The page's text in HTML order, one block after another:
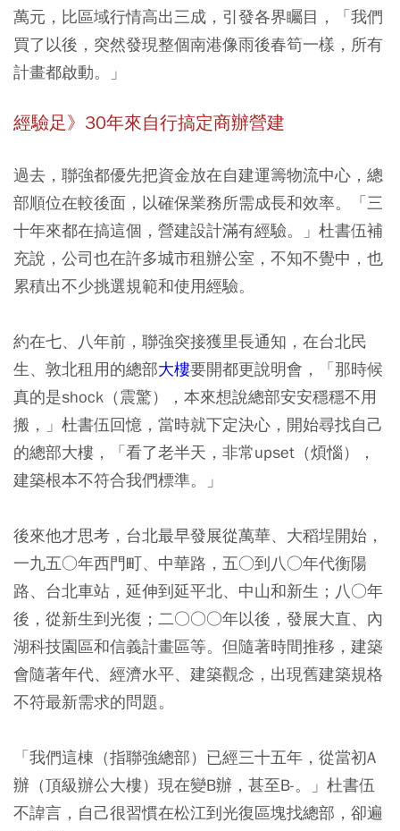
萬元，比區域行情高出三成，引發各界矚目，「我們
買了以後，突然發現整個南港像雨後春筍一樣，所有
計畫都啟動。」
經驗足》30年來自行搞定商辦營建
過去，聯強都優先把資金放在自建運籌物流中心，總
部順位在較後面，以確保業務所需成長和效率。「三
十年來都在搞這個，營建設計滿有經驗。」杜書伍補
充說，公司也在許多城市租辦公室，不知不覺中，也
累積出不少挑選規範和使用經驗。
約在七、八年前，聯強突接獲里長通知，在台北民
生、敦北租用的總部大樓要開都更說明會，「那時候
真的是shock（震驚），本來想說總部安安穩穩不用
搬，」杜書伍回憶，當時就下定決心，開始尋找自己
的總部大樓，「看了老半天，非常upset（煩惱），
建築根本不符合我們標準。」
後來他才思考，台北最早發展從萬華、大稻埕開始，
一九五○年西門町、中華路，五○到八○年代衡陽
路、台北車站，延伸到延平北、中山和新生；八○年
後，從新生到光復；二○○○年以後，發展大直、內
湖科技園區和信義計畫區等。但隨著時間推移，建築
會隨著年代、經濟水平、建築觀念，出現舊建築規格
不符最新需求的問題。
「我們這棟（指聯強總部）已經三十五年，從當初A
辦（頂級辦公大樓）現在變B辦，甚至B-。」杜書伍
不諱言，自己很習慣在松江到光復區塊找總部，卻遍